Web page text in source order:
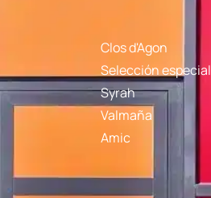
Clos d'Agon
Selección especial
Syrah
Valmaña
Amic